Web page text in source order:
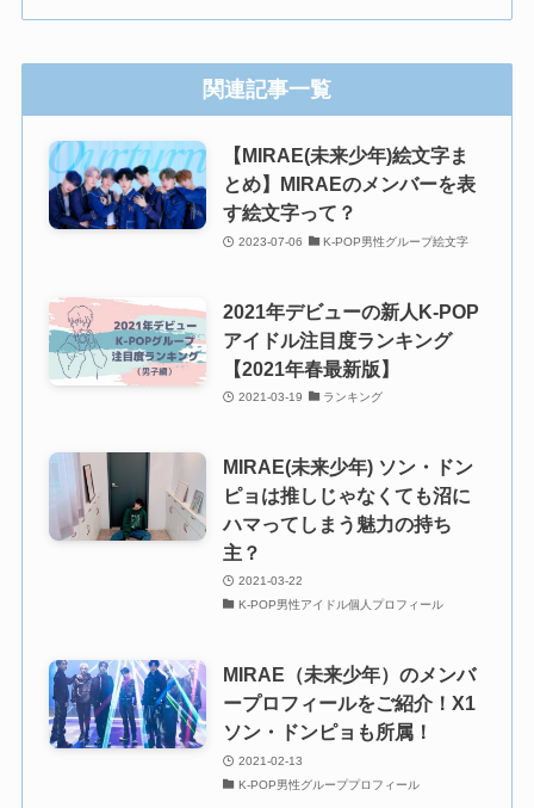
関連記事一覧
【MIRAE(未来少年)絵文字ま
とめ】MIRAEのメンバーを表
す絵文字って？
2023-07-06 K-POP男性グループ絵文字
2021年デビューの新人K-POP
アイドル注目度ランキング
【2021年春最新版】
2021-03-19 ランキング
MIRAE(未来少年) ソン・ドン
ピョは推しじゃなくても沼に
ハマってしまう魅力の持ち
主？
2021-03-22
K-POP男性アイドル個人プロフィール
MIRAE（未来少年）のメンバ
ープロフィールをご紹介！X1
ソン・ドンピョも所属！
2021-02-13
K-POP男性グループプロフィール